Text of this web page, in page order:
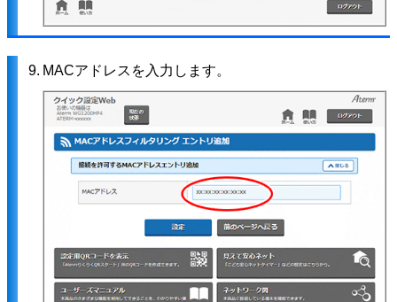
9. MACアドレスを入力します。